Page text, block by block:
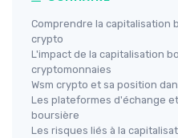
Comprendre la capitalisation
crypto
L'impact de la capitalisation
cryptomonnaies
Wsm crypto et sa position
Les plateformes d'échange
boursière
Les risques liés à la